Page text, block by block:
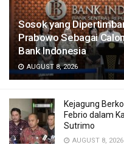
Sosok yang
Prabowo Sebagai
Bank Indonesia
AUGUST 8, 2026
Kejagung
Febrio dalam
Sutrimo
AUGUST 8, 2026